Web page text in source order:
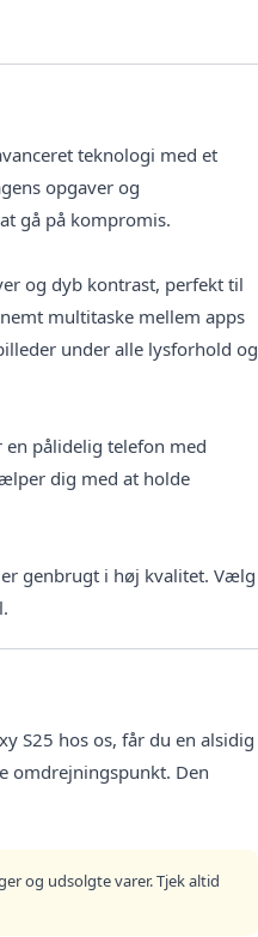
teknologi med et
opgaver og
gå på kompromis.
og dyb kontrast, perfekt til
multitaske mellem apps
under alle lysforhold og
en pålidelig telefon med
dig med at holde
genbrugt i høj kvalitet. Vælg
S25 hos os, får du en alsidig
omdrejningspunkt. Den
og udsolgte varer. Tjek altid